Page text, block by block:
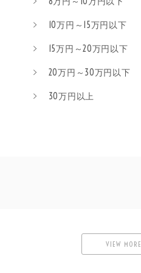
10万円～15万円以下
15万円～20万円以下
20万円～30万円以下
30万円以上
VIEW MORE